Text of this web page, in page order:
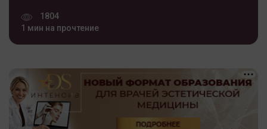
1804
1 мин на прочтение